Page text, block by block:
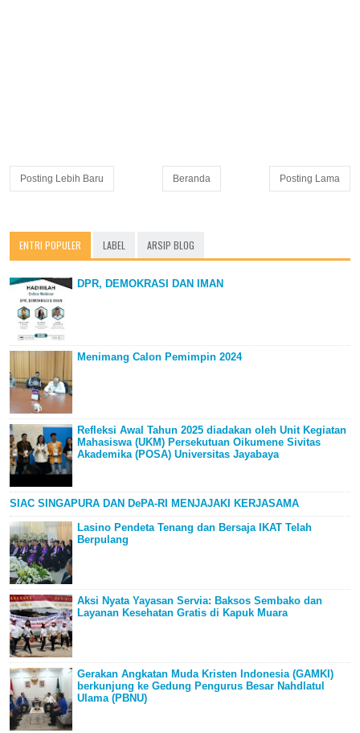
Posting Lebih Baru Posting Lama
Beranda
ENTRI POPULER LABEL ARSIP BLOG
DPR, DEMOKRASI DAN IMAN
Menimang Calon Pemimpin 2024
Refleksi Awal Tahun 2025 diadakan oleh Unit Kegiatan
Mahasiswa (UKM) Persekutuan Oikumene Sivitas
Akademika (POSA) Universitas Jayabaya
SIAC SINGAPURA DAN DePA-RI MENJAJAKI KERJASAMA
Lasino Pendeta Tenang dan Bersaja IKAT Telah
Berpulang
Aksi Nyata Yayasan Servia: Baksos Sembako dan
Layanan Kesehatan Gratis di Kapuk Muara
Gerakan Angkatan Muda Kristen Indonesia (GAMKI)
berkunjung ke Gedung Pengurus Besar Nahdlatul
Ulama (PBNU)